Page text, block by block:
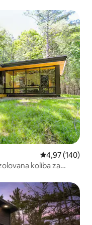
Prosečna
4,97 (140)
koliba za